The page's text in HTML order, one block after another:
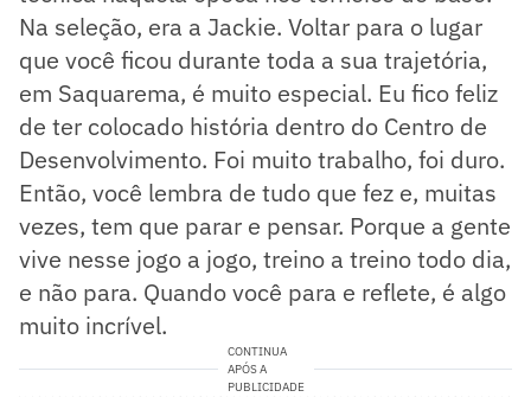
Na seleção, era a Jackie. Voltar para o lugar
que você ficou durante toda a sua trajetória,
em Saquarema, é muito especial. Eu fico feliz
de ter colocado história dentro do Centro de
Desenvolvimento. Foi muito trabalho, foi duro.
Então, você lembra de tudo que fez e, muitas
vezes, tem que parar e pensar. Porque a gente
vive nesse jogo a jogo, treino a treino todo dia,
e não para. Quando você para e reflete, é algo
muito incrível.
CONTINUA
APÓS A
PUBLICIDADE